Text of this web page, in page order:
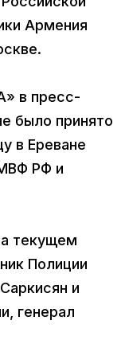
Армения
в пресс-
было принято
в Ереване
РФ и
текущем
Полиции
и
генерал